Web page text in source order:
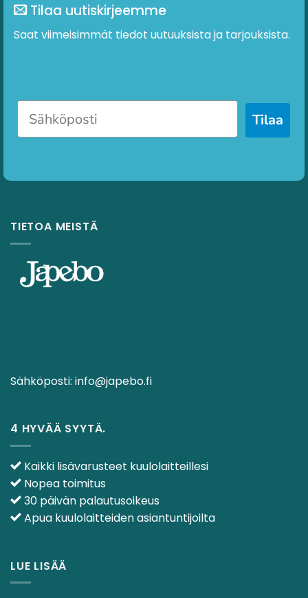
Tilaa uutiskirjeemme
Saat viimeisimmät tiedot uutuuksista ja tarjouksista.
Tilaa
TIETOA MEISTÄ
Sähköposti: info@japebo.fi
4 HYVÄÄ SYYTÄ.
Kaikki lisävarusteet kuulolaitteillesi
Nopea toimitus
30 päivän palautusoikeus
Apua kuulolaitteiden asiantuntijoilta
LUE LISÄÄ